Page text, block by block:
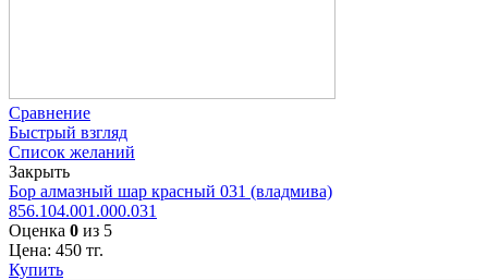
Сравнение
Быстрый взгляд
Список желаний
Закрыть
Бор алмазный шар красный 031 (владмива)
856.104.001.000.031
Оценка 0 из 5
Цена: 450 тг.
Купить